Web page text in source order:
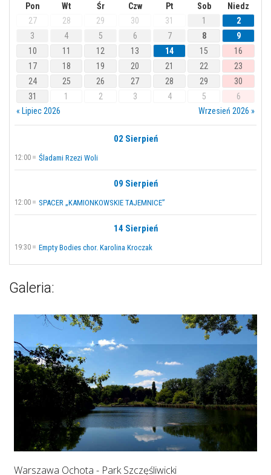
Pon Wt Śr Czw Pt Sob
Niedz
27
28 29 30 31 1
2
3
4 5 6 7 8
9
10
11 12 13 14 15
16
17
18 19 20 21 22
23
24
25 26 27 28 29
30
31
1 2 3 4 5
6
« Lipiec 2026
Wrzesień 2026 »
02 Sierpień
12:00 Śladami Rzezi Woli
09 Sierpień
12:00 SPACER „KAMIONKOWSKIE TAJEMNICE”
14 Sierpień
19:30 Empty Bodies chor. Karolina Kroczak
Galeria:
Warszawa Ochota - Park Szczęśliwicki